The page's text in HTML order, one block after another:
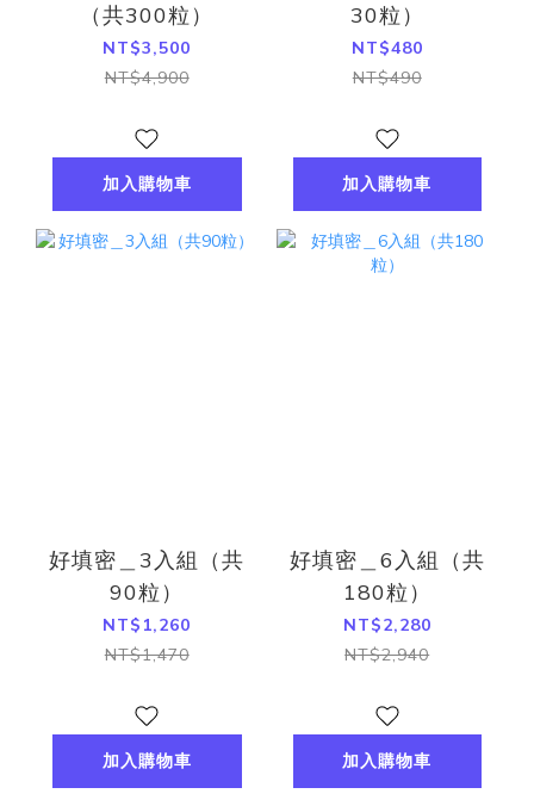
（共300粒）
NT$3,500
NT$4,900
加入購物車
30粒）
NT$480
NT$490
加入購物車
好填密＿3入組（共
90粒）
NT$1,260
NT$1,470
加入購物車
好填密＿6入組（共
180粒）
NT$2,280
NT$2,940
加入購物車